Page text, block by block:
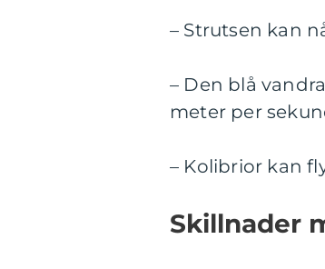
– Strutsen kan
– Den blå
meter per
– Kolibrior kan
Skillnader